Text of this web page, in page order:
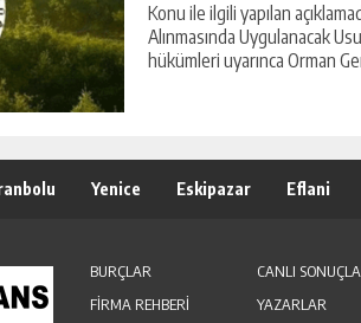
Konu ile ilgili yapılan
Alınmasında Uygulanacak
hükümleri uyarınca Orman
Yenice Eskipazar Eflani
BURÇLAR CANLI
FİRMA REHBERİ
YAZARLAR